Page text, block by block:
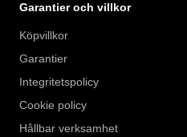
Garantier och villkor
Köpvillkor
Garantier
Integritetspolicy
Cookie policy
Hållbar verksamhet